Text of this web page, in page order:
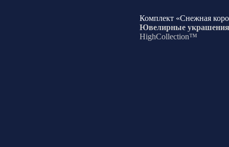
Комплект «Снежная
Ювелирные украшения
HighCollection™